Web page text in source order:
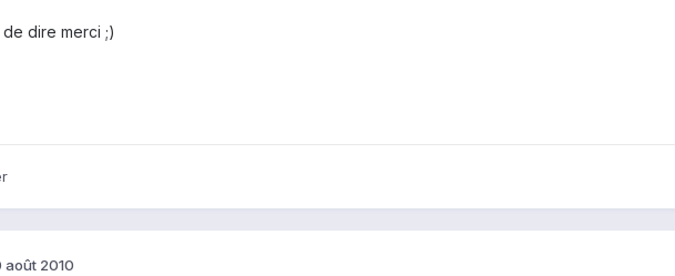
dire merci ;)
août 2010